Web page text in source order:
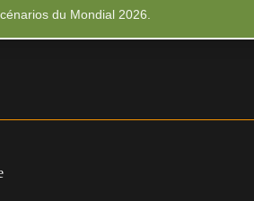
du Mondial 2026.